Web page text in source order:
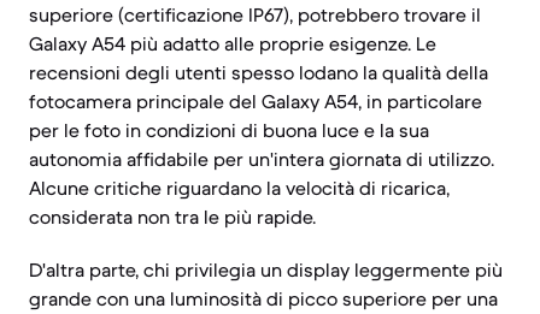
superiore (certificazione IP67), potrebbero trovare il
Galaxy A54 più adatto alle proprie esigenze. Le
recensioni degli utenti spesso lodano la qualità della
fotocamera principale del Galaxy A54, in particolare
per le foto in condizioni di buona luce e la sua
autonomia affidabile per un'intera giornata di utilizzo.
Alcune critiche riguardano la velocità di ricarica,
considerata non tra le più rapide.
D'altra parte, chi privilegia un display leggermente più
grande con una luminosità di picco superiore per una